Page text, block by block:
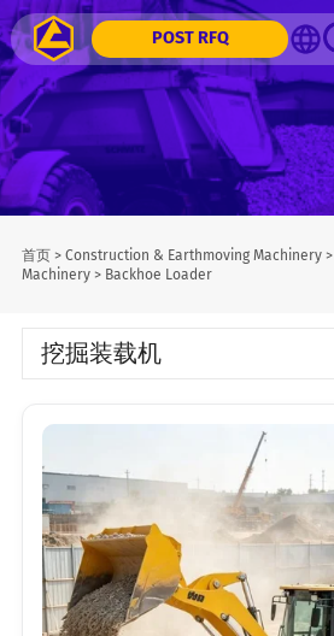
POST RFQ
首页> Construction & Earthmoving Machinery>
Machinery> Backhoe Loader
挖掘装载机